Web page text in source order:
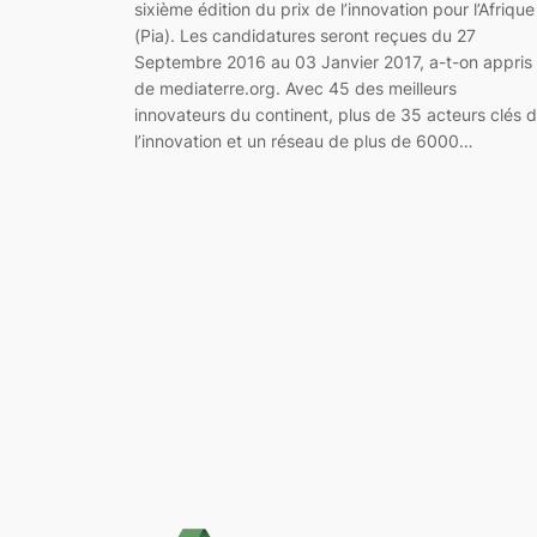
sixième édition du prix de l’innovation pour l’Afrique
(Pia). Les candidatures seront reçues du 27
Septembre 2016 au 03 Janvier 2017, a-t-on appris
de mediaterre.org. Avec 45 des meilleurs
innovateurs du continent, plus de 35 acteurs clés
l’innovation et un réseau de plus de 6000…